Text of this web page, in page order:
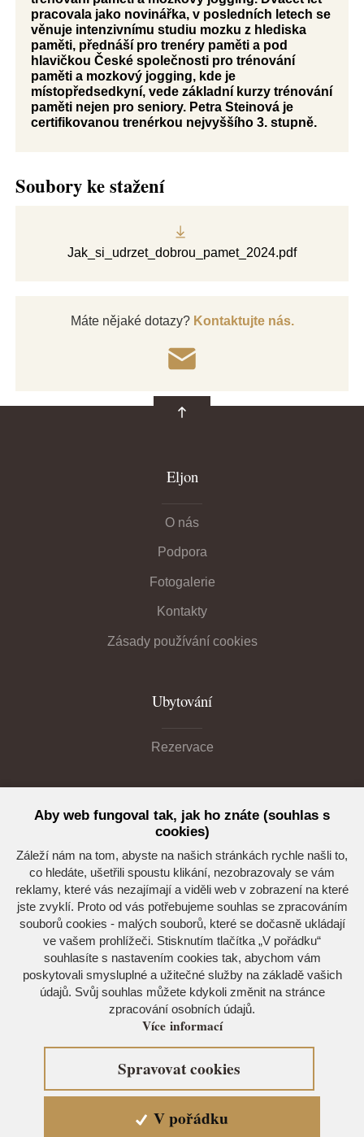
pracovala jako novinářka, v posledních letech se
věnuje intenzivnímu studiu mozku z hlediska
paměti, přednáší pro trenéry paměti a pod
hlavičkou České společnosti pro trénování
paměti a mozkový jogging, kde je
místopředsedkyní, vede základní kurzy trénování
paměti nejen pro seniory. Petra Steinová je
certifikovanou trenérkou nejvyššího 3. stupně.
Soubory ke stažení
Jak_si_udrzet_dobrou_pamet_2024.pdf
Máte nějaké dotazy?Kontaktujte nás.
Eljon
O nás
Podpora
Fotogalerie
Kontakty
Zásady používání cookies
Ubytování
Rezervace
Akce
Seznam akcí
Kdo jsme
Horské středisko Eljon
543 51 Špindlerův Mlýn 33
info@eljon.cz
+420 732 580 154
IČ: 25937405
Aby web fungoval tak, jak ho znáte (souhlas s
cookies)
Záleží nám na tom, abyste na našich stránkách rychle našli to,
co hledáte, ušetřili spoustu klikání, nezobrazovaly se vám
reklamy, které vás nezajímají a viděli web v zobrazení na které
jste zvyklí. Proto od vás potřebujeme souhlas se zpracováním
souborů cookies - malých souborů, které se dočasně ukládají
ve vašem prohlížeči. Stisknutím tlačítka „V pořádku“
souhlasíte s nastavením cookies tak, abychom vám
poskytovali smysluplné a užitečné služby na základě vašich
údajů. Svůj souhlas můžete kdykoli změnit na stránce
zpracování osobních údajů.
Více informací
Spravovat cookies
V pořádku